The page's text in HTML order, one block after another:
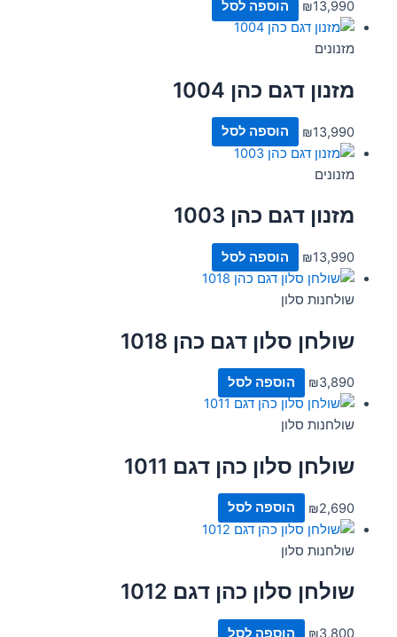
₪13,990 הוספה לסל
מזנונים
מזנון דגם כהן 1004
₪13,990 הוספה לסל
מזנונים
מזנון דגם כהן 1003
₪13,990 הוספה לסל
שולחנות סלון
שולחן סלון דגם כהן 1018
₪3,890 הוספה לסל
שולחנות סלון
שולחן סלון כהן דגם 1011
₪2,690 הוספה לסל
שולחנות סלון
שולחן סלון כהן דגם 1012
₪3,800 הוספה לסל